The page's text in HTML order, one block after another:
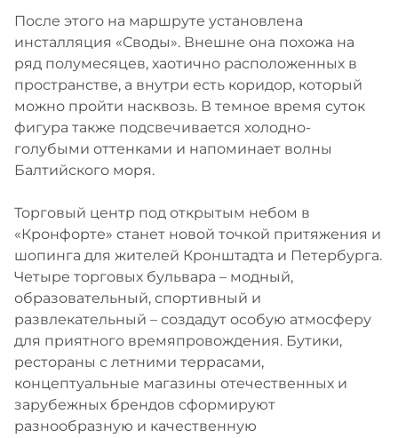
После этого на маршруте установлена
инсталляция «Своды». Внешне она похожа на
ряд полумесяцев, хаотично расположенных в
пространстве, а внутри есть коридор, который
можно пройти насквозь. В темное время суток
фигура также подсвечивается холодно-
голубыми оттенками и напоминает волны
Балтийского моря.
Торговый центр под открытым небом в
«Кронфорте» станет новой точкой притяжения и
шопинга для жителей Кронштадта и Петербурга.
Четыре торговых бульвара – модный,
образовательный, спортивный и
развлекательный – создадут особую атмосферу
для приятного времяпровождения. Бутики,
рестораны с летними террасами,
концептуальные магазины отечественных и
зарубежных брендов сформируют
разнообразную и качественную